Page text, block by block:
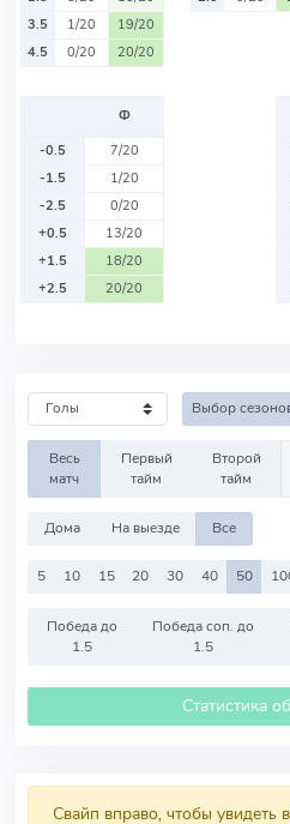
3.5
1/20
19/20
4.5
0/20 20/20
Ф
-0.5
7/20
-1.5
1/20
-2.5
0/20
+0.5
13/20
+1.5
18/20
+2.5
20/20
Выбор
Весь
матч
Первый
тайм
Второй
тайм
Дома На выезде Все
5 10 15 20 30 40 50
Победа до
1.5
Победа соп. до
1.5
Статистика
Свайп вправо, чтобы увидеть